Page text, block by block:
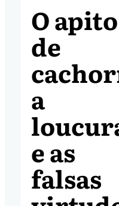
O apito
de
a
e as
falsas